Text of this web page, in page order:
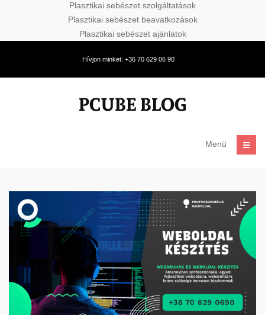
Plasztikai sebészet szolgáltatások
Plasztikai sebészet beavatkozások
Plasztikai sebészet ajánlatok
Hívjon minket: +36 70 629 06 90
Menü